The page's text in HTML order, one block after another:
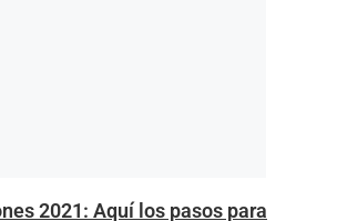
2021: Aquí los pasos para